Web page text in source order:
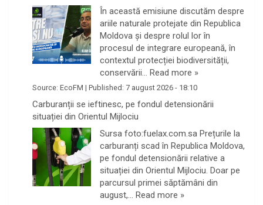
În această emisiune discutăm despre
ariile naturale protejate din Republica
Moldova și despre rolul lor în
procesul de integrare europeană, în
contextul protecției biodiversității,
conservării… Read more »
Source: EcoFM | Published: 7 august 2026 - 18:10
Carburanții se ieftinesc, pe fondul detensionării
situației din Orientul Mijlociu
Sursa foto:fuelax.com.sa Prețurile la
carburanți scad în Republica Moldova,
pe fondul detensionării relative a
situației din Orientul Mijlociu. Doar pe
parcursul primei săptămâni din
august,… Read more »